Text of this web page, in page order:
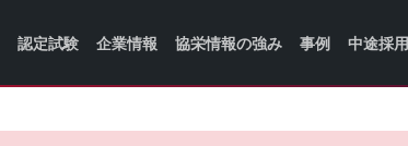
認定試験 企業情報 協栄情報の強み 事例 中途採用